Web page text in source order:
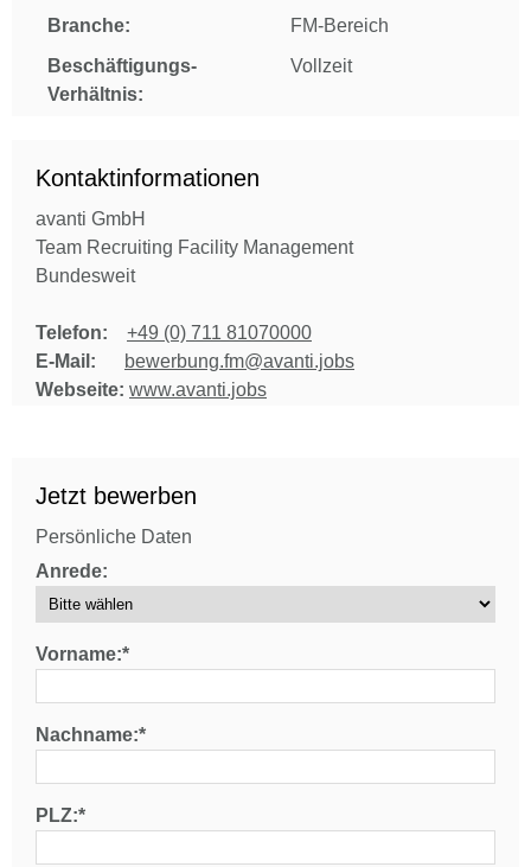
Branche:
FM-Bereich
Beschäftigungs-
Verhältnis:
Vollzeit
Kontaktinformationen
avanti GmbH
Team Recruiting Facility Management
Bundesweit
Telefon:
+49 (0) 711 81070000
E-Mail:
bewerbung.fm@avanti.jobs
Webseite: www.avanti.jobs
Jetzt bewerben
Persönliche Daten
Anrede:
Vorname:*
Nachname:*
PLZ:*